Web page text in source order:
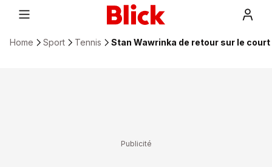
Home Sport Tennis Stan Wawrinka de retour sur le court